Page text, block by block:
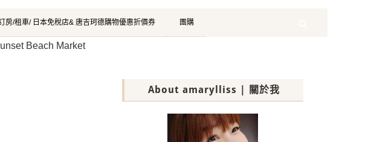
房/租車/ 日本免稅店& 唐吉珂德購物優惠折價券 團購
Beach Market
About amarylliss | 關於我